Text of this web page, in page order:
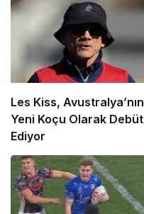
Les Kiss, Avustralya’nın
Yeni Koçu Olarak Debüt
Ediyor